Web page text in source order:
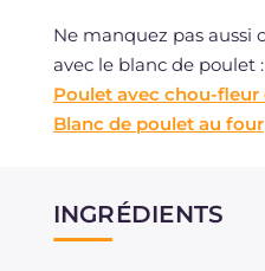
Ne manquez pas aussi
avec le blanc de poulet :
Poulet avec chou-
Blanc de poulet au four
INGRÉDIENTS